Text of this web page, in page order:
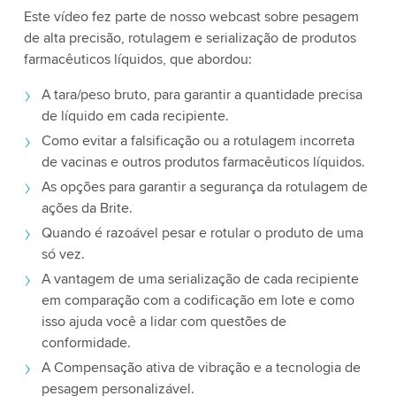
Este vídeo fez parte de nosso webcast sobre pesagem
de alta precisão, rotulagem e serialização de produtos
farmacêuticos líquidos, que abordou:
A tara/peso bruto, para garantir a quantidade precisa
de líquido em cada recipiente.
Como evitar a falsificação ou a rotulagem incorreta
de vacinas e outros produtos farmacêuticos líquidos.
As opções para garantir a segurança da rotulagem de
ações da Brite.
Quando é razoável pesar e rotular o produto de uma
só vez.
A vantagem de uma serialização de cada recipiente
em comparação com a codificação em lote e como
isso ajuda você a lidar com questões de
conformidade.
A Compensação ativa de vibração e a tecnologia de
pesagem personalizável.